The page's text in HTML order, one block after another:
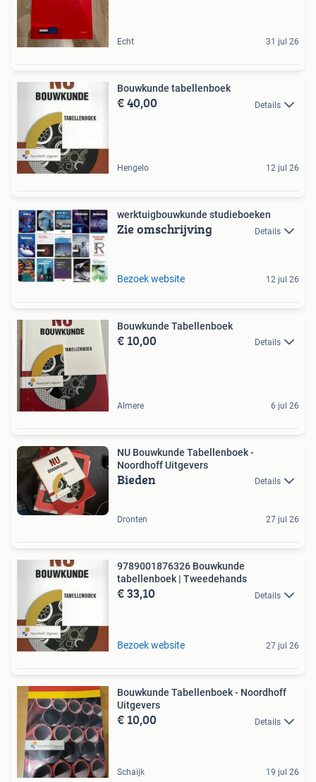
Echt 31 jul 26
Bouwkunde tabellenboek
€ 40,00 Details
Hengelo 12 jul 26
werktuigbouwkunde studieboeken
Zie omschrijving Details
Bezoek website 12 jul 26
Bouwkunde Tabellenboek
€ 10,00 Details
Almere 6 jul 26
NU Bouwkunde Tabellenboek -
Noordhoff Uitgevers
Bieden Details
Dronten 27 jul 26
9789001876326 Bouwkunde
tabellenboek | Tweedehands
€ 33,10 Details
Bezoek website 27 jul 26
Bouwkunde Tabellenboek - Noordhoff
Uitgevers
€ 10,00 Details
Schaijk 19 jul 26